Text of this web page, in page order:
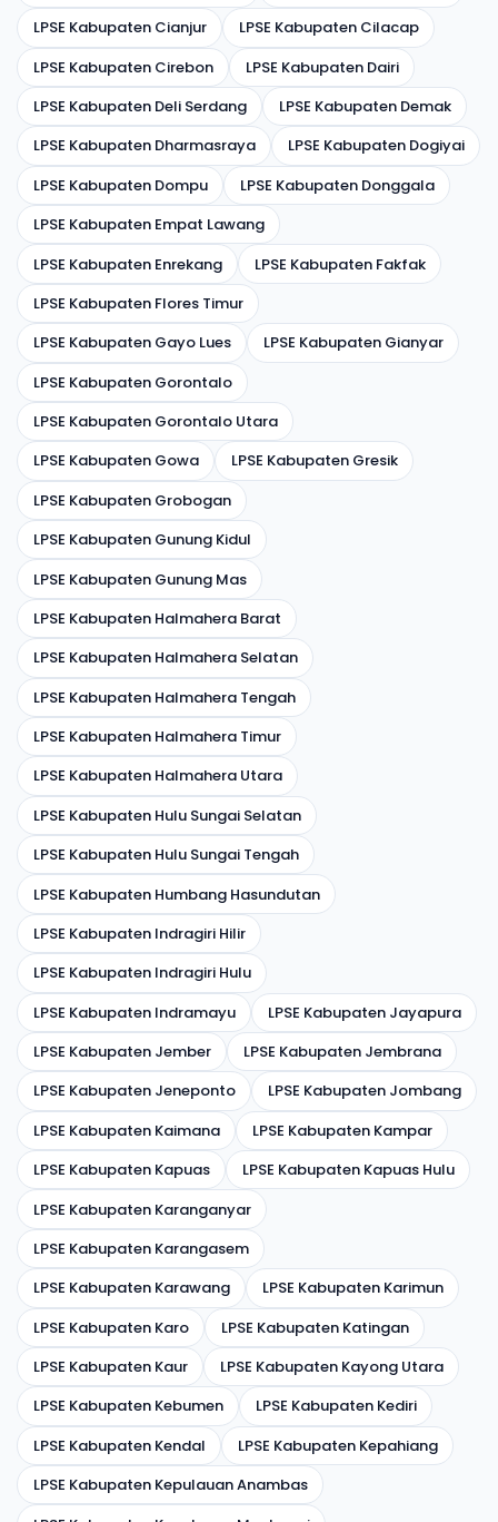
LPSE Kabupaten Cianjur
LPSE Kabupaten Cilacap
LPSE Kabupaten Cirebon
LPSE Kabupaten Dairi
LPSE Kabupaten Deli Serdang
LPSE Kabupaten Demak
LPSE Kabupaten Dharmasraya
LPSE Kabupaten Dogiyai
LPSE Kabupaten Dompu
LPSE Kabupaten Donggala
LPSE Kabupaten Empat Lawang
LPSE Kabupaten Enrekang
LPSE Kabupaten Fakfak
LPSE Kabupaten Flores Timur
LPSE Kabupaten Gayo Lues
LPSE Kabupaten Gianyar
LPSE Kabupaten Gorontalo
LPSE Kabupaten Gorontalo Utara
LPSE Kabupaten Gowa
LPSE Kabupaten Gresik
LPSE Kabupaten Grobogan
LPSE Kabupaten Gunung Kidul
LPSE Kabupaten Gunung Mas
LPSE Kabupaten Halmahera Barat
LPSE Kabupaten Halmahera Selatan
LPSE Kabupaten Halmahera Tengah
LPSE Kabupaten Halmahera Timur
LPSE Kabupaten Halmahera Utara
LPSE Kabupaten Hulu Sungai Selatan
LPSE Kabupaten Hulu Sungai Tengah
LPSE Kabupaten Humbang Hasundutan
LPSE Kabupaten Indragiri Hilir
LPSE Kabupaten Indragiri Hulu
LPSE Kabupaten Indramayu
LPSE Kabupaten Jayapura
LPSE Kabupaten Jember
LPSE Kabupaten Jembrana
LPSE Kabupaten Jeneponto
LPSE Kabupaten Jombang
LPSE Kabupaten Kaimana
LPSE Kabupaten Kampar
LPSE Kabupaten Kapuas
LPSE Kabupaten Kapuas Hulu
LPSE Kabupaten Karanganyar
LPSE Kabupaten Karangasem
LPSE Kabupaten Karawang
LPSE Kabupaten Karimun
LPSE Kabupaten Karo
LPSE Kabupaten Katingan
LPSE Kabupaten Kaur
LPSE Kabupaten Kayong Utara
LPSE Kabupaten Kebumen
LPSE Kabupaten Kediri
LPSE Kabupaten Kendal
LPSE Kabupaten Kepahiang
LPSE Kabupaten Kepulauan Anambas